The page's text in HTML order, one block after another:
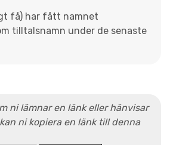
få) har fått namnet
tilltalsnamn under de senaste
ni lämnar en länk eller hänvisar
ni kopiera en länk till denna